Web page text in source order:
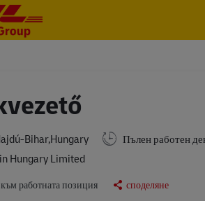
Bihar,Hungary Пълен работен
Hungary Limited
работната позиция споделяне